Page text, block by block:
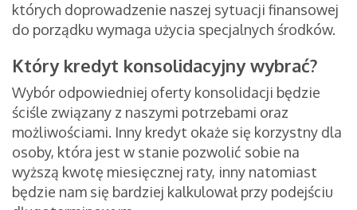
których doprowadzenie naszej sytuacji finansowej
do porządku wymaga użycia specjalnych środków.
Który kredyt konsolidacyjny wybrać?
Wybór odpowiedniej oferty konsolidacji będzie
ściśle związany z naszymi potrzebami oraz
możliwościami. Inny kredyt okaże się korzystny dla
osoby, która jest w stanie pozwolić sobie na
wyższą kwotę miesięcznej raty, inny natomiast
będzie nam się bardziej kalkulował przy podejściu